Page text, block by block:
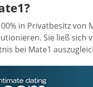
in Privatbesitz von
Sie ließ sich
bei Mate1